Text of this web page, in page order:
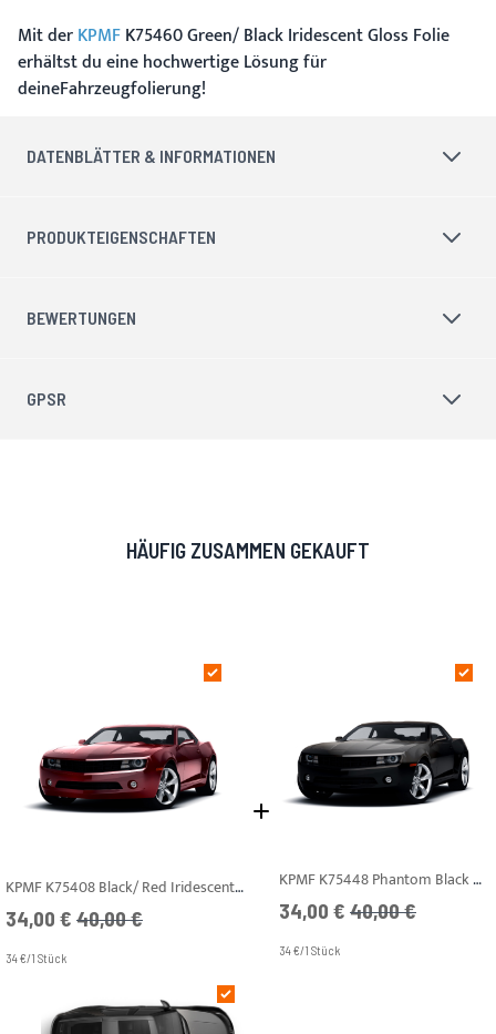
Mit derKPMFK75460 Green/ Black Iridescent Gloss Folie
erhältst du eine hochwertige Lösung für
deineFahrzeugfolierung!
DATENBLÄTTER & INFORMATIONEN
PRODUKTEIGENSCHAFTEN
BEWERTUNGEN
GPSR
HÄUFIG ZUSAMMEN GEKAUFT
KPMF K75408 Black/ Red Iridescent Gloss
Angebotspreis
34,00 € UVP
40,00 €
34 €/1 Stück
KPMF K75448 Phantom Black Metallic Gloss
Angebotspreis
34,00 € UVP
40,00 €
34 €/1 Stück